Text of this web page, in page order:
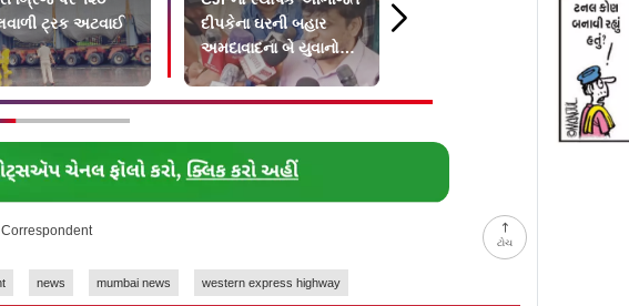
ટોચ
ટ્રક અટવાઈ
દીપકેના ઘરની બહાર
અમદાવાદના બે યુવાનોનો
વિરોધ
જનતા પાર્ટી પૂછશે, ક્યા
news mumbai news western express highway